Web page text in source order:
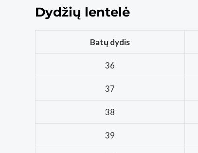
Dydžių lentelė
Batų dydis
36
37
38
39